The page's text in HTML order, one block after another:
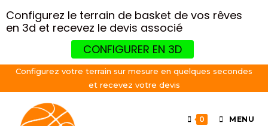
SkipConfigurez votre terrain sur mesure en quelques secondes
et recevez votre devis
0 MENU
Configurez le terrain de basket de vos rêves
en 3d et recevez le devis associé
CONFIGURER EN 3D